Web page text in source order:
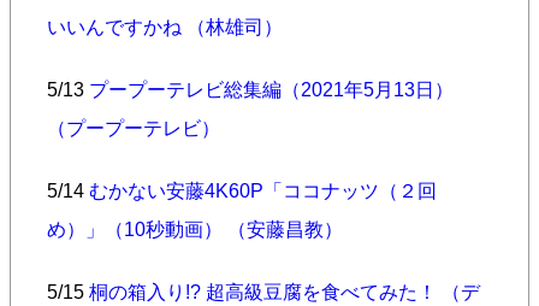
いいんですかね （林雄司）
5/13 プープーテレビ総集編（2021年5月13日）
（プープーテレビ）
5/14 むかない安藤4K60P「ココナッツ（２回
め）」（10秒動画） （安藤昌教）
5/15 桐の箱入り!? 超高級豆腐を食べてみた！ （デ